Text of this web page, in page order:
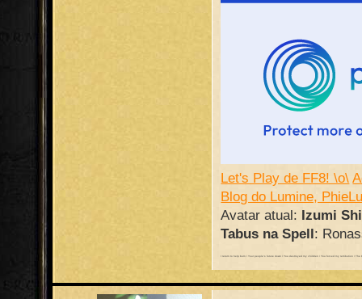
Let's Play de FF8! \o\
Blog do Lumine,
Avatar atual: Izumi
Tabus na Spell :
I return to help burn / Your people's future down / You destroyed my children / You forced my retribution /